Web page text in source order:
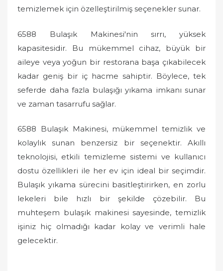
temizlemek için özelleştirilmiş seçenekler sunar.
6588 Bulaşık Makinesi'nin sırrı, yüksek
kapasitesidir. Bu mükemmel cihaz, büyük bir
aileye veya yoğun bir restorana başa çıkabilecek
kadar geniş bir iç hacme sahiptir. Böylece, tek
seferde daha fazla bulaşığı yıkama imkanı sunar
ve zaman tasarrufu sağlar.
6588 Bulaşık Makinesi, mükemmel temizlik ve
kolaylık sunan benzersiz bir seçenektir. Akıllı
teknolojisi, etkili temizleme sistemi ve kullanıcı
dostu özellikleri ile her ev için ideal bir seçimdir.
Bulaşık yıkama sürecini basitleştirirken, en zorlu
lekeleri bile hızlı bir şekilde çözebilir. Bu
muhteşem bulaşık makinesi sayesinde, temizlik
işiniz hiç olmadığı kadar kolay ve verimli hale
gelecektir.